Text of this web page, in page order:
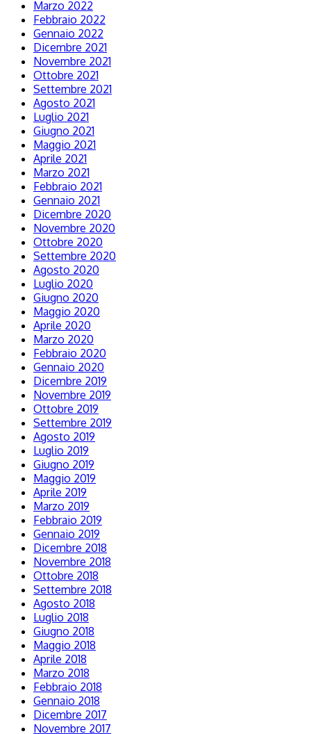
Marzo 2022
Febbraio 2022
Gennaio 2022
Dicembre 2021
Novembre 2021
Ottobre 2021
Settembre 2021
Agosto 2021
Luglio 2021
Giugno 2021
Maggio 2021
Aprile 2021
Marzo 2021
Febbraio 2021
Gennaio 2021
Dicembre 2020
Novembre 2020
Ottobre 2020
Settembre 2020
Agosto 2020
Luglio 2020
Giugno 2020
Maggio 2020
Aprile 2020
Marzo 2020
Febbraio 2020
Gennaio 2020
Dicembre 2019
Novembre 2019
Ottobre 2019
Settembre 2019
Agosto 2019
Luglio 2019
Giugno 2019
Maggio 2019
Aprile 2019
Marzo 2019
Febbraio 2019
Gennaio 2019
Dicembre 2018
Novembre 2018
Ottobre 2018
Settembre 2018
Agosto 2018
Luglio 2018
Giugno 2018
Maggio 2018
Aprile 2018
Marzo 2018
Febbraio 2018
Gennaio 2018
Dicembre 2017
Novembre 2017